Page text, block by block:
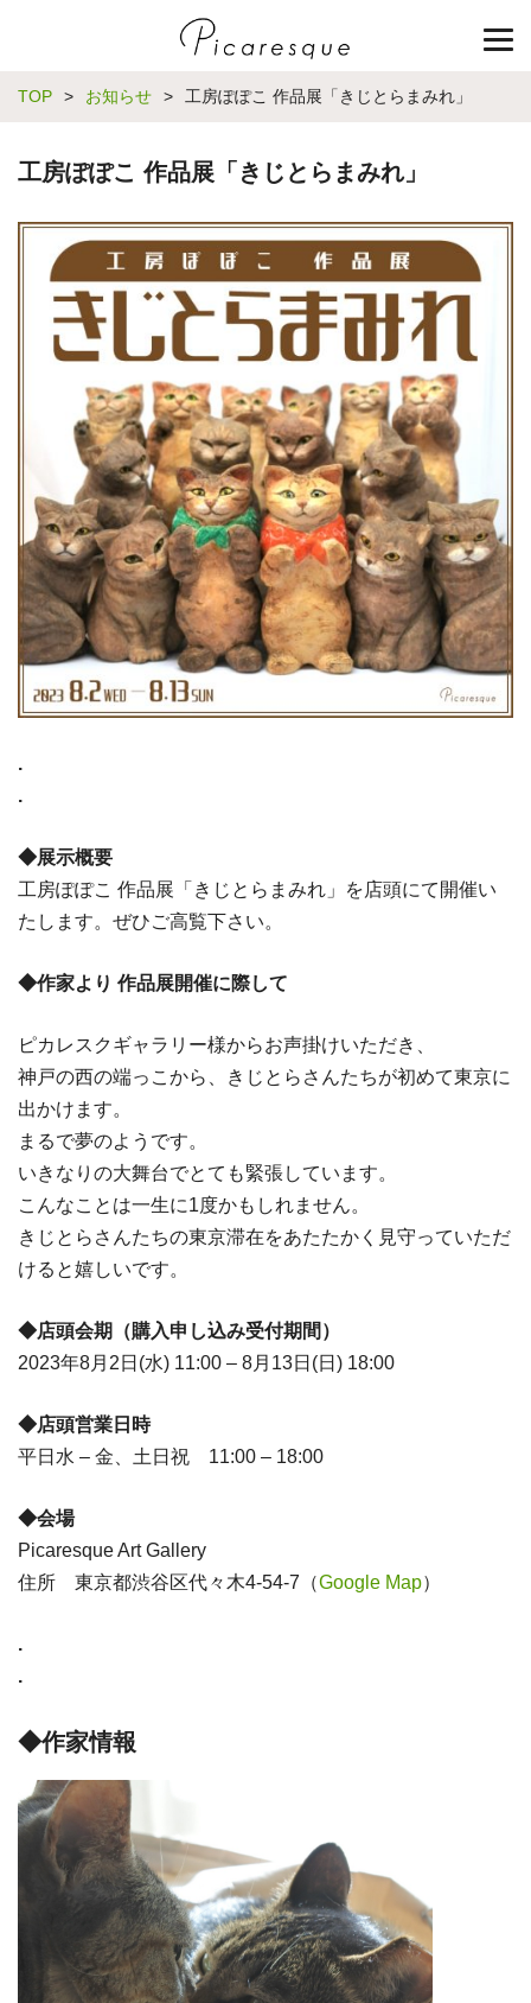
TOP > お知らせ > 工房ぽぽこ 作品展「きじとらまみれ」
工房ぽぽこ 作品展「きじとらまみれ」
.
.
◆展示概要
工房ぽぽこ 作品展「きじとらまみれ」を店頭にて開催い
たします。ぜひご高覧下さい。
◆作家より 作品展開催に際して
ピカレスクギャラリー様からお声掛けいただき、
神戸の西の端っこから、きじとらさんたちが初めて東京に
出かけます。
まるで夢のようです。
いきなりの大舞台でとても緊張しています。
こんなことは一生に1度かもしれません。
きじとらさんたちの東京滞在をあたたかく見守っていただ
けると嬉しいです。
◆店頭会期（購入申し込み受付期間）
2023年8月2日(水) 11:00 – 8月13日(日) 18:00
◆店頭営業日時
平日水 – 金、土日祝 11:00 – 18:00
◆会場
Picaresque Art Gallery
住所 東京都渋谷区代々木4-54-7（Google Map）
.
.
◆作家情報